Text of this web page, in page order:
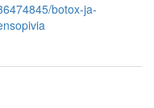
botox-ja-